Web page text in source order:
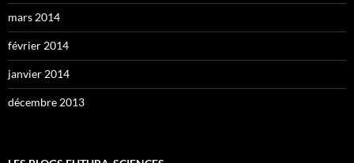
mars 2014
février 2014
janvier 2014
décembre 2013